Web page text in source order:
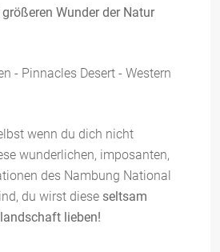
Wunder der Natur
wenn du dich nicht
wunderlichen, imposanten,
des Nambung National
du wirst diese seltsam
lieben!